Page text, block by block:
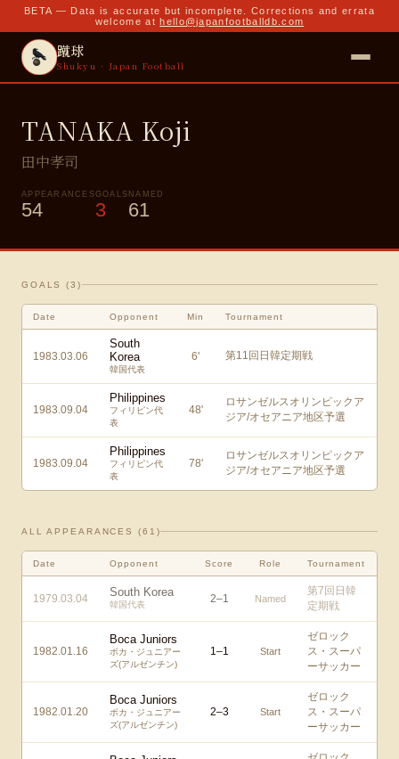
BETA — Data is accurate but incomplete. Corrections and errata
welcome at hello@japanfootballdb.com
蹴球
Shukyu · Japan Football
TANAKA Koji
田中孝司
APPEARANCES
54
GOALS
3
NAMED
61
GOALS (3 )
Date Opponent Min Tournament
1983.03.06
South
Korea
韓国代表
6' 第11回日韓定期戦
1983.09.04
Philippines
フィリピン代
表
48'
ロサンゼルスオリンピックア
ジア/オセアニア地区予選
1983.09.04
Philippines
フィリピン代
表
78'
ロサンゼルスオリンピックア
ジア/オセアニア地区予選
ALL APPEARANCES (61 )
Date Opponent Score Role Tournament
1979.03.04 South Korea
韓国代表 2–1 Named
第7回日韓
定期戦
1982.01.16
Boca Juniors
ボカ・ジュニアー
ズ(アルゼンチン)
1–1 Start
ゼロック
ス・スーパ
ーサッカー
1982.01.20
Boca Juniors
ボカ・ジュニアー
ズ(アルゼンチン)
2–3 Start
ゼロック
ス・スーパ
ーサッカー